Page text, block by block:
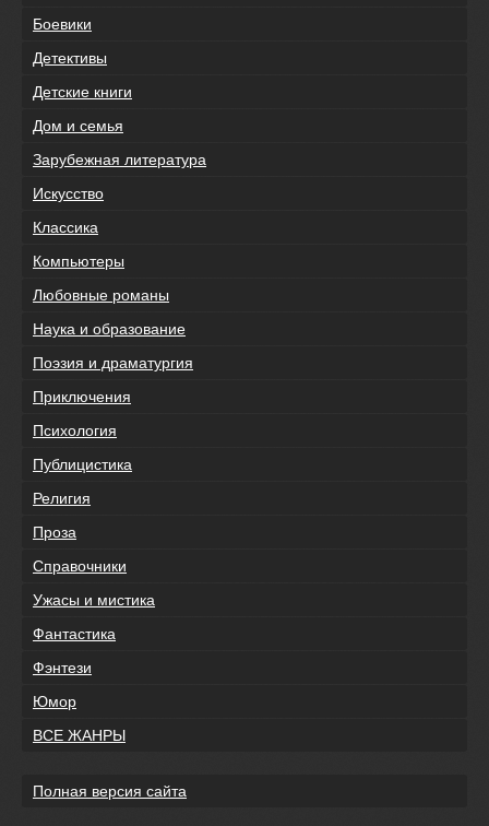
Боевики
Детективы
Детские книги
Дом и семья
Зарубежная литература
Искусство
Классика
Компьютеры
Любовные романы
Наука и образование
Поэзия и драматургия
Приключения
Психология
Публицистика
Религия
Проза
Справочники
Ужасы и мистика
Фантастика
Фэнтези
Юмор
ВСЕ ЖАНРЫ
Полная версия сайта